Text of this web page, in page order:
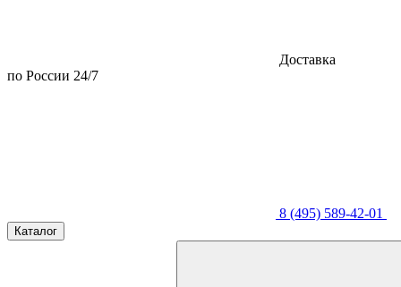
Доставка
по России 24/7
8 (495) 589-42-01
Каталог